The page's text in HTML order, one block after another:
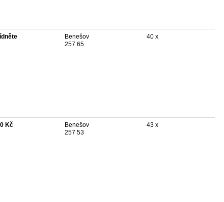
Benešov
257 65
40 x
Kč
Benešov
257 53
43 x